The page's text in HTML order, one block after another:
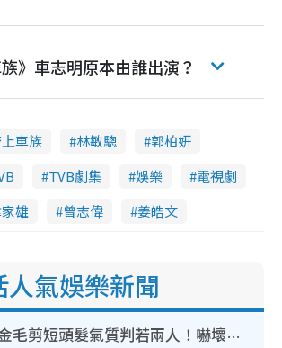
族》車志明原本由誰出演？
車族 林敏驄
郭柏妍
TVB劇集 娛樂
電視劇
雄 曾志偉 姜皓文
人氣娛樂新聞
簡淑兒染金毛剪短頭髮氣質判若兩人！嚇壞老公麥大力都認唔出：「你做咩事？」